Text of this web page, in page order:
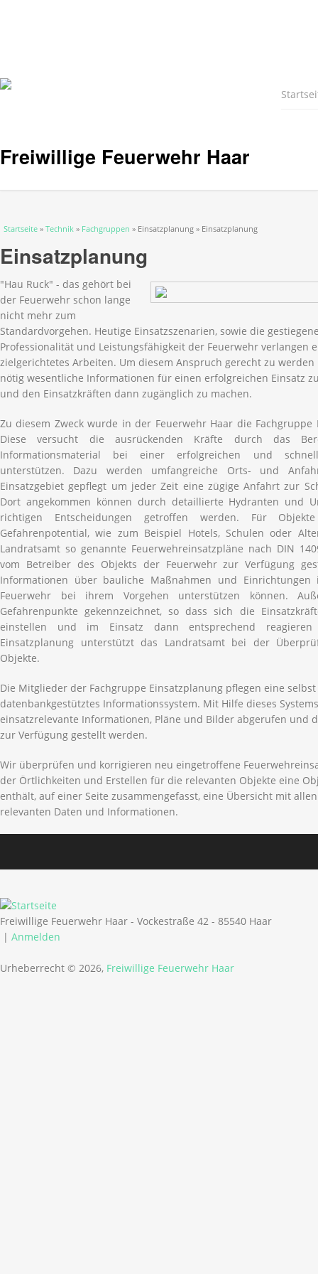
Freiwillige Feuerwehr Haar
Sie sind hier
Startseite » Technik » Fachgruppen » Einsatzplanung » Einsatzplanung
Einsatzplanung
"Hau Ruck" - das gehört bei
der Feuerwehr schon lange
nicht mehr zum
Standardvorgehen. Heutige Einsatzszenarien, sowie die
Professionalität und Leistungsfähigkeit der Feuerwehr verlangen
zielgerichtetes Arbeiten. Um diesem Anspruch gerecht zu
nötig wesentliche Informationen für einen erfolgreichen Einsatz
und den Einsatzkräften dann zugänglich zu machen.
Zu diesem Zweck wurde in der Feuerwehr Haar die
Diese versucht die ausrückenden Kräfte durch das
Informationsmaterial bei einer erfolgreichen und
unterstützen. Dazu werden umfangreiche Orts- und
Einsatzgebiet gepflegt um jeder Zeit eine zügige Anfahrt zur
Dort angekommen können durch detaillierte Hydranten und
richtigen Entscheidungen getroffen werden. Für
Gefahrenpotential, wie zum Beispiel Hotels, Schulen oder
Landratsamt so genannte Feuerwehreinsatzpläne nach DIN
vom Betreiber des Objekts der Feuerwehr zur Verfügung
Informationen über bauliche Maßnahmen und
Feuerwehr bei ihrem Vorgehen unterstützen können.
Gefahrenpunkte gekennzeichnet, so dass sich die
einstellen und im Einsatz dann entsprechend reagieren
Einsatzplanung unterstützt das Landratsamt bei der
Objekte.
Die Mitglieder der Fachgruppe Einsatzplanung pflegen eine
datenbankgestütztes Informationssystem. Mit Hilfe dieses
einsatzrelevante Informationen, Pläne und Bilder abgerufen und
zur Verfügung gestellt werden.
Wir überprüfen und korrigieren neu eingetroffene
der Örtlichkeiten und Erstellen für die relevanten Objekte eine
enthält, auf einer Seite zusammengefasst, eine Übersicht mit
relevanten Daten und Informationen.
Freiwillige Feuerwehr Haar - Vockestraße 42 - 85540 Haar
| Anmelden
Urheberrecht © 2026, Freiwillige Feuerwehr Haar